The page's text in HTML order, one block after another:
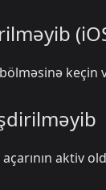
bölməsinə keçin
aktiv